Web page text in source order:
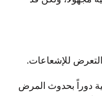
دوراً بحدوث المرض